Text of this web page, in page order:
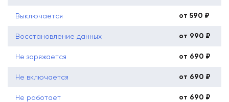
Выключается от 590 ₽
Восстановление данных от 990 ₽
Не заряжается от 690 ₽
Не включается от 690 ₽
Не работает от 690 ₽